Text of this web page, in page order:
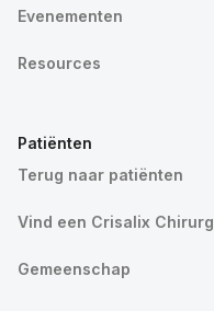
Evenementen
Resources
Patiënten
Terug naar patiënten
Vind een Crisalix Chirurg
Gemeenschap